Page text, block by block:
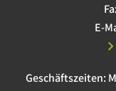
E-
Geschäftszeiten: